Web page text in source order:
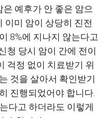
예후가 안 좋은 암으
이미 암이 상당히 진전
8%에 지나지 않는다고
청 당시 암이 간에 전이
걱정 없이 치료받기 위
것을 살아서 확인받기
진행되었어야 합니다
다고 하더라도 이렇게